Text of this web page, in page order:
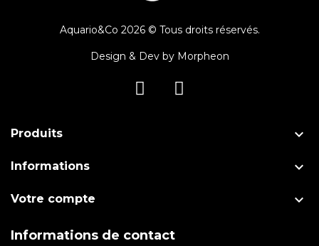
Aquario&Co 2026 © Tous droits réservés.
Design & Dev by Morpheon
Produits 
Informations 
Votre compte 
Informations de contact